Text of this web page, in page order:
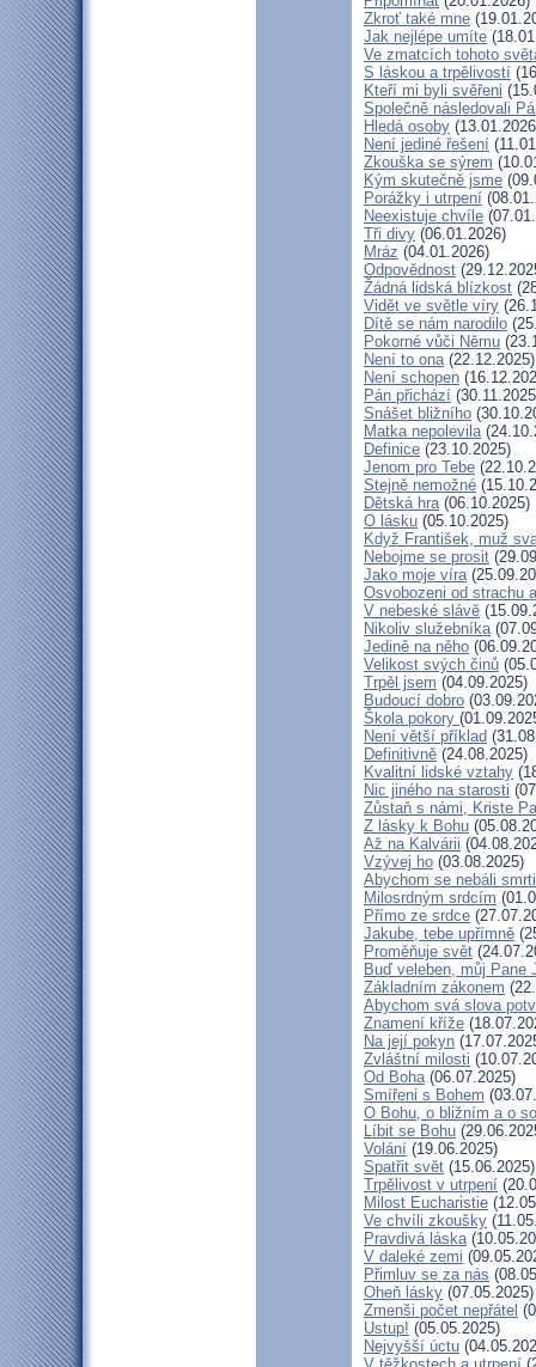
Zkroť také mne
Jak nejlépe umíte
Ve zmatcích tohoto
S láskou a trpělivostí
Kteří mi byli svěřeni
Společně následovali
Hledá osoby
Není jediné řešení
Zkouška se sýrem
Kým skutečně jsme
Porážky i utrpení
Neexistuje chvíle
Tři divy (06.01.2026)
Mráz (04.01.2026)
Odpovědnost
Žádná lidská blízkost
Vidět ve světle víry
Dítě se nám narodilo
Pokorné vůči Němu
Není to ona(22.12.2025)
Není schopen
Pán přichází
Snášet bližního
Matka nepolevila
Definice (23.10.2025)
Jenom pro Tebe
Stejně nemožné
Dětská hra(06.10.2025)
O lásku (05.10.2025)
Když František, muž
Nebojme se prosit
Jako moje víra
Osvobozeni od strachu
V nebeské slávě
Nikoliv služebníka
Jedině na něho
Velikost svých činů
Trpěl jsem (04.09.2025)
Budoucí dobro
Škola pokory
Není větší příklad
Definitivně (24.08.2025)
Kvalitní lidské vztahy
Nic jiného na starosti
Zůstaň s námi, Kriste
Z lásky k Bohu
Až na Kalvárii
Vzývej ho (03.08.2025)
Abychom se nebáli smrti
Milosrdným srdcím
Přímo ze srdce
Jakube, tebe upřímně
Proměňuje svět
Buď veleben, můj Pane
Základním zákonem
Abychom svá slova
Znamení kříže
Na její pokyn
Zvláštní milosti
Od Boha(06.07.2025)
Smířeni s Bohem
O Bohu, o bližním a o
Líbit se Bohu
Volání (19.06.2025)
Spatřit svět (15.06.2025)
Trpělivost v utrpení
Milost Eucharistie
Ve chvíli zkoušky
Pravdivá láska
V daleké zemi
Přimluv se za nás
Oheň lásky (07.05.2025)
Zmenši počet nepřátel
Ustup! (05.05.2025)
Nejvyšší úctu